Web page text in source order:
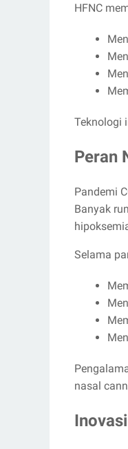
HFNC
Teknologi
Peran
Pandemi
Banyak
Selama
nasal